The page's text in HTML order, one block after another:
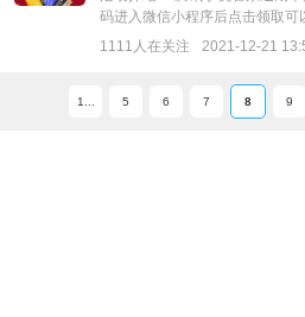
码进入微信小程序后点击领取可
1111人在关注
2021-12-21
1... 5 6 7 8 9